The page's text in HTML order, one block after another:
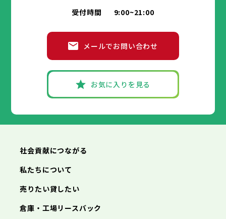
受付時間 9:00~21:00
メールでお問い合わせ
お気に入りを見る
社会貢献につながる
私たちについて
売りたい貸したい
倉庫・工場リースバック